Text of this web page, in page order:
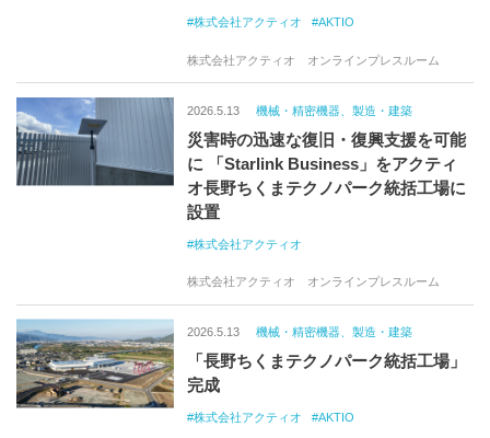
株式会社アクティオ AKTIO
株式会社アクティオ オンラインプレスルーム
2026.5.13 機械・精密機器、製造・建築
災害時の迅速な復旧・復興支援を可能
に 「Starlink Business」をアクティ
オ長野ちくまテクノパーク統括工場に
設置
株式会社アクティオ
株式会社アクティオ オンラインプレスルーム
2026.5.13 機械・精密機器、製造・建築
「長野ちくまテクノパーク統括工場」
完成
株式会社アクティオ AKTIO